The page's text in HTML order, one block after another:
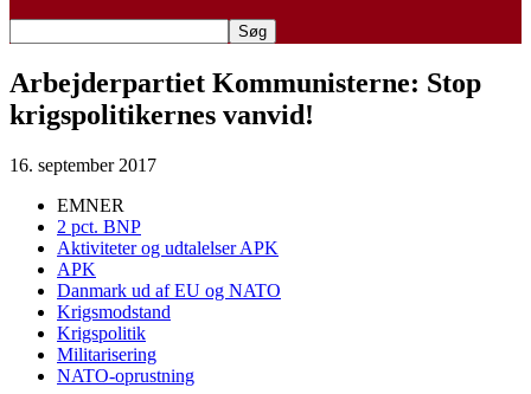
Arbejderpartiet Kommunisterne: Stop
krigspolitikernes vanvid!
16. september 2017
EMNER
2 pct. BNP
Aktiviteter og udtalelser APK
APK
Danmark ud af EU og NATO
Krigsmodstand
Krigspolitik
Militarisering
NATO-oprustning